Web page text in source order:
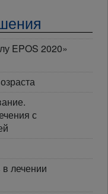
EPOS 2020»
с
лечении